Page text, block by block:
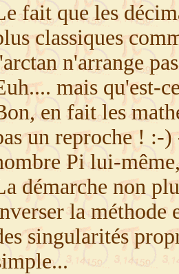
fait que les
classiques
n'arrange
mais qu'est-
en fait les
un reproche ! :-
Pi lui-
démarche non
la méthode
singularités